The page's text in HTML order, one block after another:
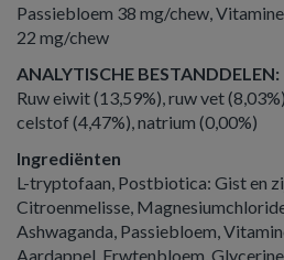
Passiebloem 38 mg/chew,
22 mg/chew
ANALYTISCHE BESTANDDELEN:
Ruw eiwit (13,59%), ruw vet
celstof (4,47%), natrium (0,00%)
Ingrediënten
L-tryptofaan, Postbiotica: Gist en
Citroenmelisse,
Ashwaganda, Passiebloem,
Aardappel, Erwtenbloem,